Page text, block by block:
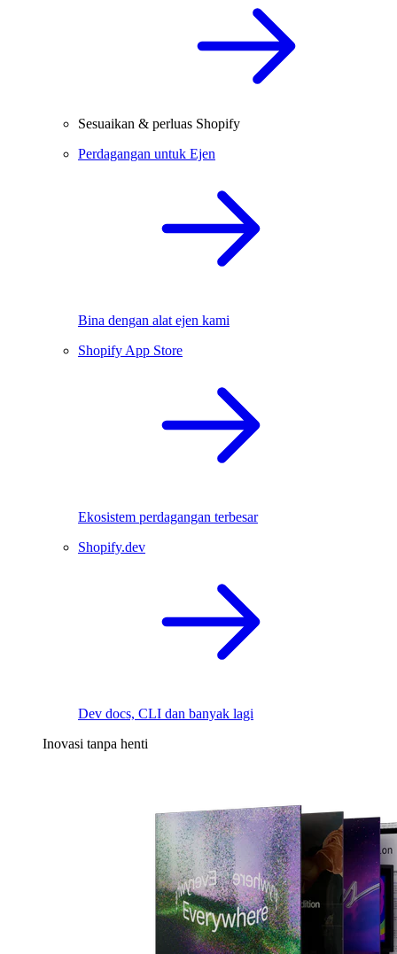
Sesuaikan & perluas Shopify
Perdagangan untuk Ejen
Bina dengan alat ejen kami
Shopify App Store
Ekosistem perdagangan terbesar
Shopify.dev
Dev docs, CLI dan banyak lagi
Inovasi tanpa henti